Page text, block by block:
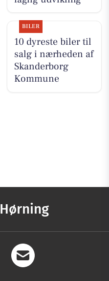
BILER
10 dyreste biler til
salg i nærheden af
Skanderborg
Kommune
Hørning